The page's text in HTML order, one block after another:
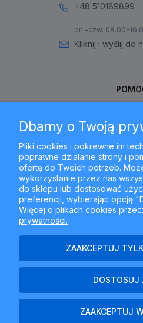
+48 510189899
pn.-czw. 08.00-
Kliknij i wyślij do
MOJE
PŁATNOŚCI I
Najlepszyfiltr.pl - ul. Krakowska
Dbamy o Twoją
Pliki cookies i pokrewne im
poprawne działanie strony i
ofertę do Twoich potrzeb.
wykorzystanie przez nas
do sklepu lub dostosować
preferencji, wybierając opcję
Więcej o plikach cookies
prywatności.
ZAAKCEPTUJ
DOSTOSUJ
ZAAKCEPTUJ